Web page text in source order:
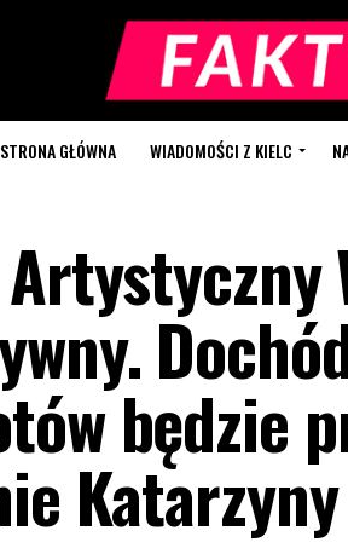
STRONA GŁÓWNA WIADOMOŚCI Z KIELC
będzie